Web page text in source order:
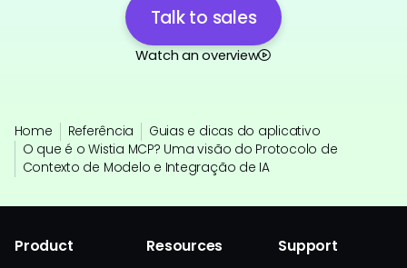
Talk to sales
Watch an overview
Home Referência
Guias e dicas do aplicativo
O que é o Wistia MCP? Uma visão do Protocolo de
Contexto de Modelo e Integração de IA
Product Resources Support